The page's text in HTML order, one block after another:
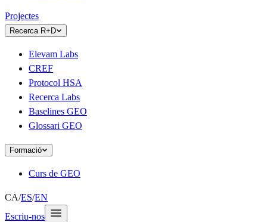
Projectes
Recerca R+D
Elevam Labs
CREF
Protocol HSA
Recerca Labs
Baselines GEO
Glossari GEO
Formació
Curs de GEO
CA/ES/EN
Escriu-nos